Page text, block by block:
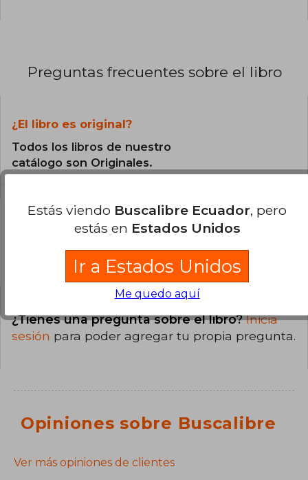
Preguntas frecuentes sobre el libro
¿El libro es original?
Todos los libros de nuestro
catálogo son Originales.
Preguntas y respuestas sobre el libro
¿Tienes una pregunta sobre el libro?Inicia
sesión para poder agregar tu propia pregunta.
Opiniones sobre Buscalibre
Ver más opiniones de clientes
Estás viendo Buscalibre Ecuador, pero
estás en Estados Unidos
Ir a Estados Unidos
Me quedo aquí